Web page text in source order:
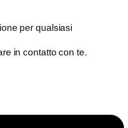
per qualsiasi
in contatto con te.